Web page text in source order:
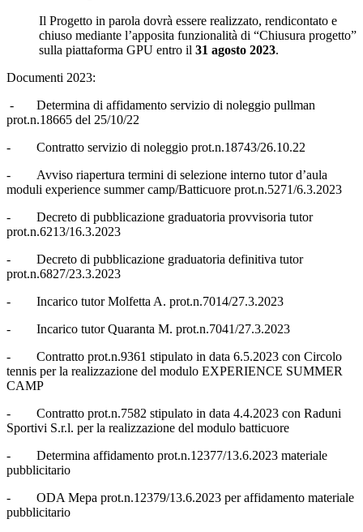
Il Progetto in parola dovrà essere realizzato, rendicontato e
chiuso mediante l’apposita funzionalità di “Chiusura progetto”
sulla piattaforma GPU entro il 31 agosto 2023.
Documenti 2023:
- Determina di affidamento servizio di noleggio pullman
prot.n.18665 del 25/10/22
- Contratto servizio di noleggio prot.n.18743/26.10.22
- Avviso riapertura termini di selezione interno tutor d’aula
moduli experience summer camp/Batticuore prot.n.5271/6.3.2023
- Decreto di pubblicazione graduatoria provvisoria tutor
prot.n.6213/16.3.2023
- Decreto di pubblicazione graduatoria definitiva tutor
prot.n.6827/23.3.2023
- Incarico tutor Molfetta A. prot.n.7014/27.3.2023
- Incarico tutor Quaranta M. prot.n.7041/27.3.2023
- Contratto prot.n.9361 stipulato in data 6.5.2023 con Circolo
tennis per la realizzazione del modulo EXPERIENCE SUMMER
CAMP
- Contratto prot.n.7582 stipulato in data 4.4.2023 con Raduni
Sportivi S.r.l. per la realizzazione del modulo batticuore
- Determina affidamento prot.n.12377/13.6.2023 materiale
pubblicitario
- ODA Mepa prot.n.12379/13.6.2023 per affidamento materiale
pubblicitario